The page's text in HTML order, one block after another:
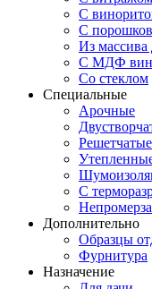
С
С
Из массива
С МДФ
Со стеклом
Специальные
Арочные
Решетчатые
С
Дополнительно
Образцы
Фурнитура
Назначение